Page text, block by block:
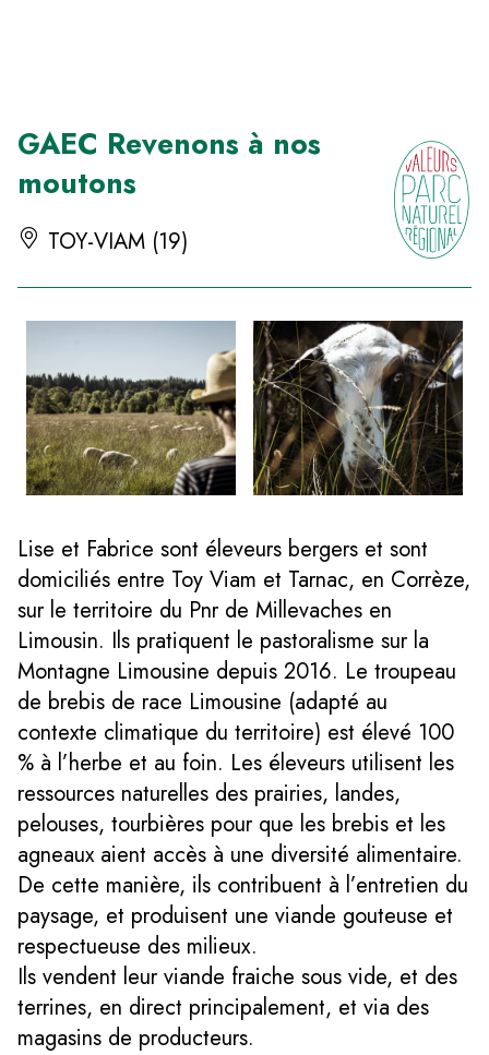
GAEC Revenons à nos
moutons
TOY-VIAM (19)
Lise et Fabrice sont éleveurs bergers et sont
domiciliés entre Toy Viam et Tarnac, en Corrèze,
sur le territoire du Pnr de Millevaches en
Limousin. Ils pratiquent le pastoralisme sur la
Montagne Limousine depuis 2016. Le troupeau
de brebis de race Limousine (adapté au
contexte climatique du territoire) est élevé 100
% à l’herbe et au foin. Les éleveurs utilisent les
ressources naturelles des prairies, landes,
pelouses, tourbières pour que les brebis et les
agneaux aient accès à une diversité alimentaire.
De cette manière, ils contribuent à l’entretien du
paysage, et produisent une viande gouteuse et
respectueuse des milieux.
Ils vendent leur viande fraiche sous vide, et des
terrines, en direct principalement, et via des
magasins de producteurs.